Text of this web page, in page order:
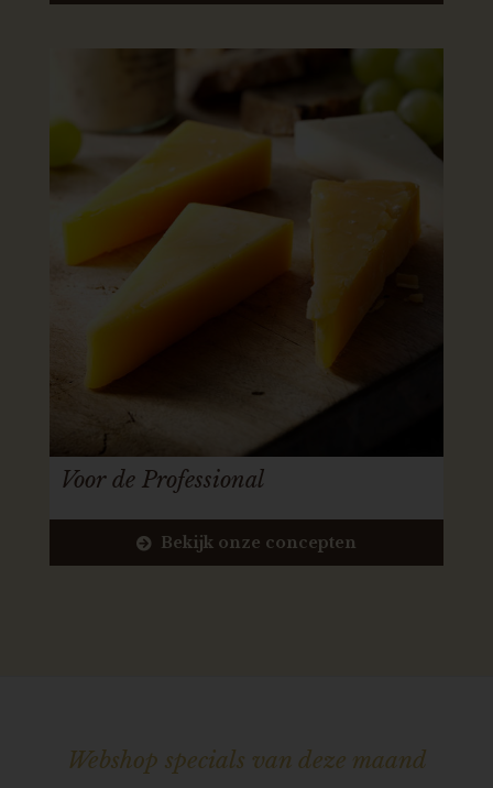
Voor de Professional
Bekijk onze concepten
Webshop specials van deze maand